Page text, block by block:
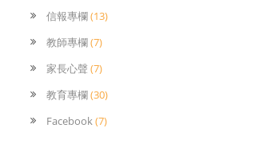
信報專欄(13)
教師專欄(7)
家長心聲 (7)
教育專欄(30)
Facebook(7)